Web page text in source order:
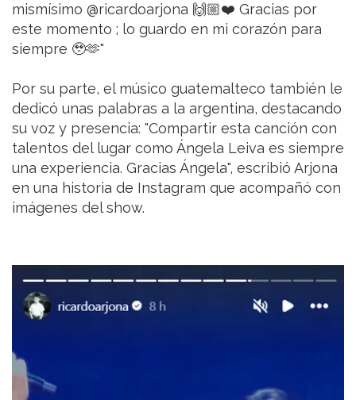
mismísimo @ricardoarjona 🙌🏼❤️ Gracias por
este momento ; lo guardo en mi corazón para
siempre 🥹🫶"
Por su parte, el músico guatemalteco también le
dedicó unas palabras a la argentina, destacando
su voz y presencia: "Compartir esta canción con
talentos del lugar como Ángela Leiva es siempre
una experiencia. Gracias Ángela", escribió Arjona
en una historia de Instagram que acompañó con
imágenes del show.